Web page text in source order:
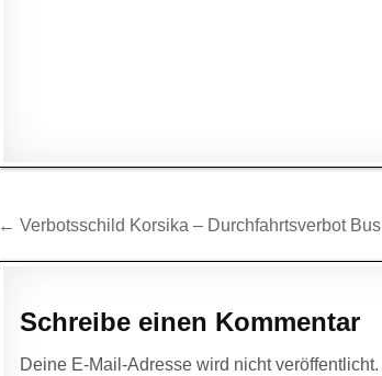
Beitragsnavigation
← Verbotsschild Korsika – Durchfahrtsverbot Bus
Schreibe einen Kommentar
Deine E-Mail-Adresse wird nicht veröffentlicht.